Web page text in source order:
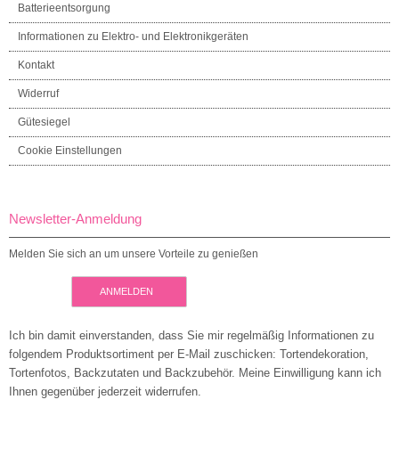
Batterieentsorgung
Informationen zu Elektro- und Elektronikgeräten
Kontakt
Widerruf
Gütesiegel
Cookie Einstellungen
Newsletter-Anmeldung
Melden Sie sich an um unsere Vorteile zu genießen
ANMELDEN
Ich bin damit einverstanden, dass Sie mir regelmäßig Informationen zu
folgendem Produktsortiment per E-Mail zuschicken: Tortendekoration,
Tortenfotos, Backzutaten und Backzubehör. Meine Einwilligung kann ich
Ihnen gegenüber jederzeit widerrufen.